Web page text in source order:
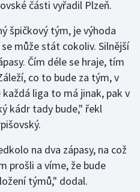
části vyřadil Plzeň.
špičkový tým, je výhoda
může stát cokoliv. Silnější
Čím déle se hraje, tím
co to bude za tým, v
liga to má jinak, pak v
kádr tady bude," řekl
na dva zápasy, na což
prošli a víme, že bude
týmů," dodal.